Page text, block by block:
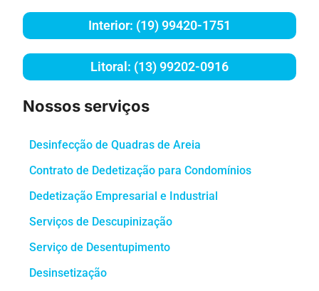
Interior: (19) 99420-1751
Litoral: (13) 99202-0916
Nossos serviços
Desinfecção de Quadras de Areia
Contrato de Dedetização para Condomínios
Dedetização Empresarial e Industrial
Serviços de Descupinização
Serviço de Desentupimento
Desinsetização